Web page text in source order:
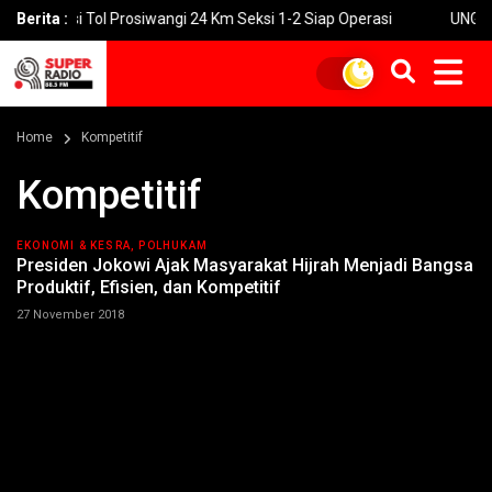
Berita :
Tol Prosiwangi 24 Km Seksi 1-2 Siap Operasi UNGU Rilis
Home Kompetitif
Kompetitif
EKONOMI & KESRA, POLHUKAM
Presiden Jokowi Ajak Masyarakat Hijrah Menjadi Bangsa
Produktif, Efisien, dan Kompetitif
27 November 2018